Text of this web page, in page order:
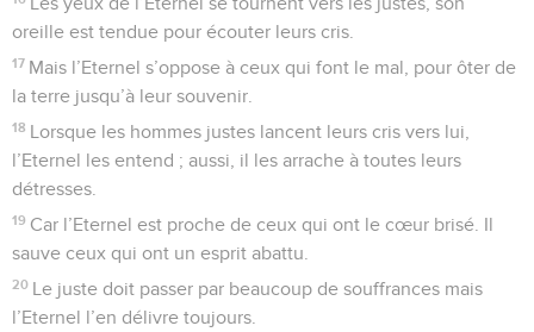
oreille est tendue pour écouter leurs cris.
17 Mais l’Eternel s’oppose à ceux qui font le mal, pour ôter de
la terre jusqu’à leur souvenir.
18 Lorsque les hommes justes lancent leurs cris vers lui,
l’Eternel les entend ; aussi, il les arrache à toutes leurs
détresses.
19 Car l’Eternel est proche de ceux qui ont le cœur brisé. Il
sauve ceux qui ont un esprit abattu.
20 Le juste doit passer par beaucoup de souffrances mais
l’Eternel l’en délivre toujours.